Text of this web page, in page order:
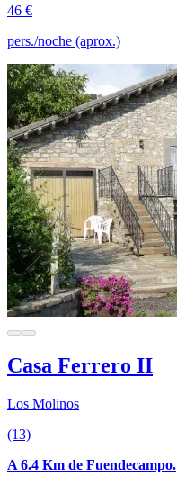
46 €
pers./noche (aprox.)
Casa Ferrero II
Los Molinos
(13)
A 6.4 Km de Fuendecampo.